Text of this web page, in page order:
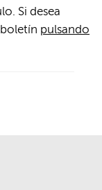
Si desea
pulsando